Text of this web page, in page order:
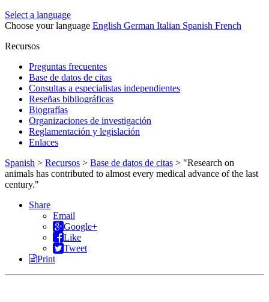
Select a language
Choose your language English German Italian Spanish French
Recursos
Preguntas frecuentes
Base de datos de citas
Consultas a especialistas independientes
Reseñas bibliográficas
Biografías
Organizaciones de investigación
Reglamentación y legislación
Enlaces
Spanish > Recursos > Base de datos de citas > "Research on
animals has contributed to almost every medical advance of the last
century."
Share
Email
Google+
Like
Tweet
Print